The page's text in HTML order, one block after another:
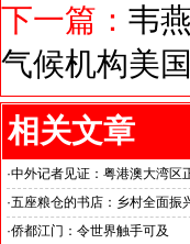
下一篇： 韦
气候机构美
相关文章
·中外记者见证：粤港澳大湾区
·五座粮仓的书店：乡村全面振
--中外新闻社参加海外华文媒体
·侨都江门：令世界触手可及